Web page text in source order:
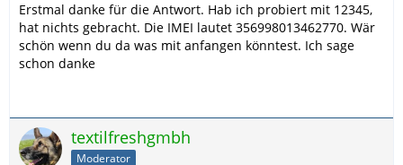
Erstmal danke für die Antwort. Hab ich probiert mit 12345,
hat nichts gebracht. Die IMEI lautet 356998013462770. Wär
schön wenn du da was mit anfangen könntest. Ich sage
schon danke
textilfreshgmbh
Moderator